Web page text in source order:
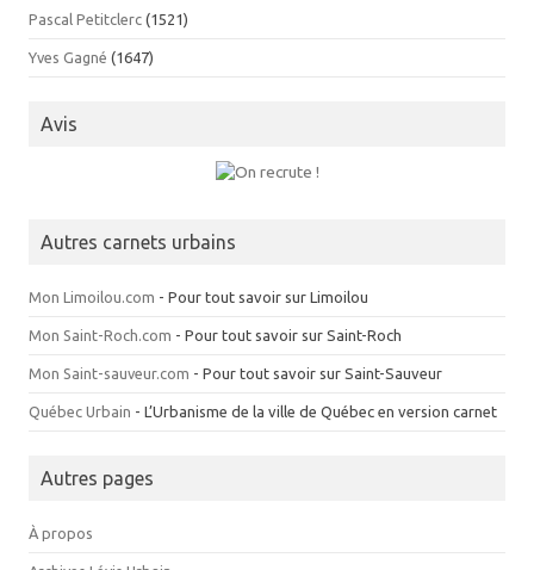
Pascal Petitclerc (1521)
Yves Gagné (1647)
Avis
Autres carnets urbains
Mon Limoilou.com - Pour tout savoir sur Limoilou
Mon Saint-Roch.com - Pour tout savoir sur Saint-Roch
Mon Saint-sauveur.com - Pour tout savoir sur Saint-Sauveur
Québec Urbain - L’Urbanisme de la ville de Québec en version carnet
Autres pages
À propos